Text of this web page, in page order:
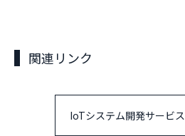
関連リンク
IoTシステム開発サービス